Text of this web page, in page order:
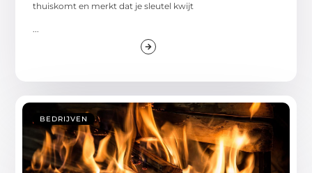
thuiskomt en merkt dat je sleutel kwijt
BEDRIJVEN